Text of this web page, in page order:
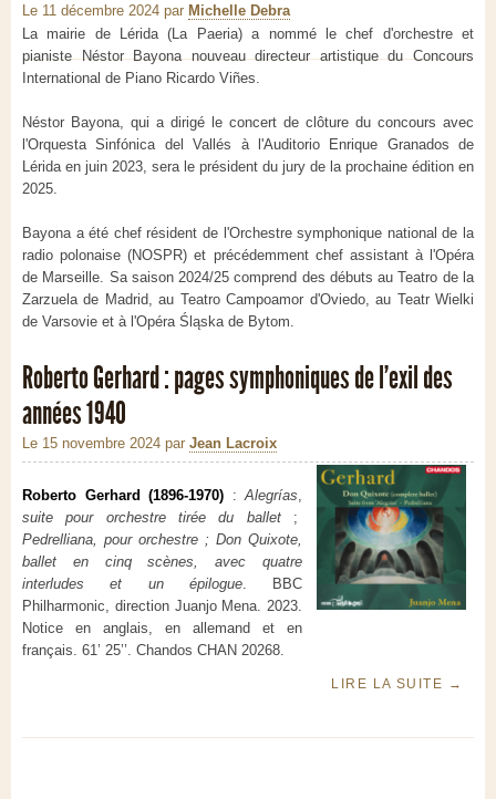
Le 11 décembre 2024 par Michelle Debra
La mairie de Lérida (La Paeria) a nommé le chef d'orchestre et
pianiste Néstor Bayona nouveau directeur artistique du Concours
International de Piano Ricardo Viñes.
Néstor Bayona, qui a dirigé le concert de clôture du concours avec
l'Orquesta Sinfónica del Vallés à l'Auditorio Enrique Granados de
Lérida en juin 2023, sera le président du jury de la prochaine édition en
2025.
Bayona a été chef résident de l'Orchestre symphonique national de la
radio polonaise (NOSPR) et précédemment chef assistant à l'Opéra
de Marseille. Sa saison 2024/25 comprend des débuts au Teatro de la
Zarzuela de Madrid, au Teatro Campoamor d'Oviedo, au Teatr Wielki
de Varsovie et à l'Opéra Śląska de Bytom.
Roberto Gerhard : pages symphoniques de l’exil des
années 1940
Le 15 novembre 2024 par Jean Lacroix
Roberto Gerhard (1896-1970) : Alegrías
suite pour orchestre tirée du ballet;
Pedrelliana, pour orchestre ; Don Quixote,
ballet en cinq scènes, avec quatre
interludes et un épilogue. BBC
Philharmonic, direction Juanjo Mena. 2023.
Notice en anglais, en allemand et en
français. 61’ 25’’. Chandos CHAN 20268.
LIRE LA SUITE →